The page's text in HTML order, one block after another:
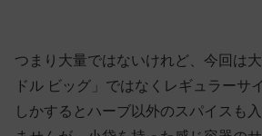
つまり大量ではないけれど、今回は
ドル ビッグ」ではなくレギュラーサ
しかするとハーブ以外のスパイスも